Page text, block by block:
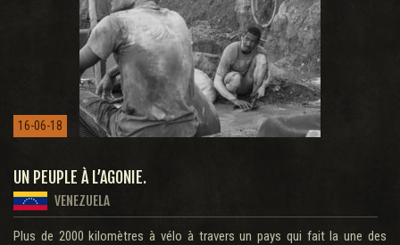
16-06-18
UN PEUPLE À L’AGONIE.
VENEZUELA
Plus de 2000 kilomètres à vélo à travers un pays qui fait la une des